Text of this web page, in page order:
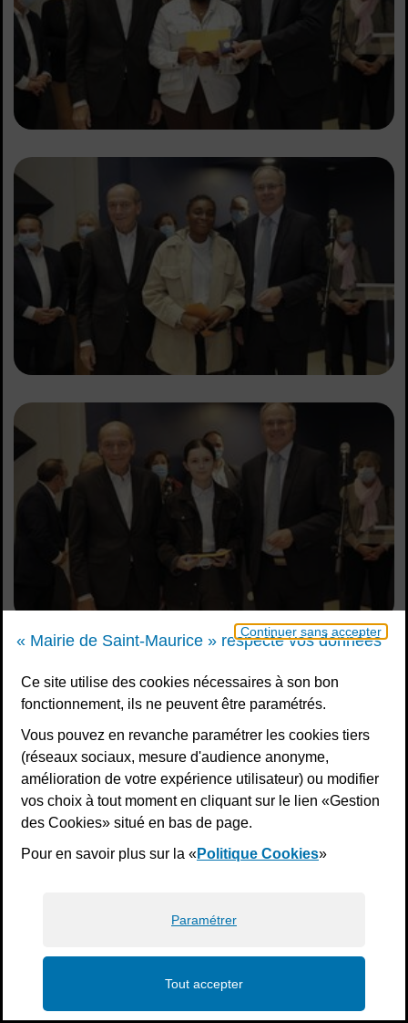
Continuer sans accepter
« Mairie de Saint-Maurice » respecte vos données
Ce site utilise des cookies nécessaires à son bon
fonctionnement, ils ne peuvent être paramétrés.
Vous pouvez en revanche paramétrer les cookies tiers
(réseaux sociaux, mesure d'audience anonyme,
amélioration de votre expérience utilisateur) ou modifier
vos choix à tout moment en cliquant sur le lien «Gestion
des Cookies» situé en bas de page.
Pour en savoir plus sur la «Politique Cookies»
Paramétrer
Tout accepter